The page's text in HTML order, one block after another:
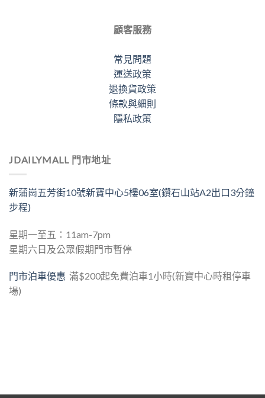
顧客服務
常見問題
運送政策
退換貨政策
條款與細則
隱私政策
JDAILYMALL 門市地址
新蒲崗五芳街10號新寶中心5樓06室(鑽石山站A2出口3分鐘
步程)
星期一至五：11am-7pm
星期六日及公眾假期門市暫停
門市泊車優惠 滿$200起免費泊車1小時(新寶中心時租停車
場)